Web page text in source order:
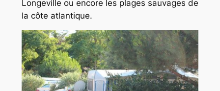
Longeville ou encore les plages sauvages de
la côte atlantique.